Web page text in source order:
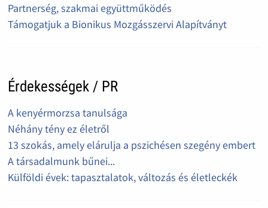
Partnerség, szakmai együttműködés
Támogatjuk a Bionikus Mozgásszervi Alapítványt
Érdekességek / PR
A kenyérmorzsa tanulsága
Néhány tény ez életről
13 szokás, amely elárulja a pszichésen szegény embert
A társadalmunk bűnei...
Külföldi évek: tapasztalatok, változás és életleckék